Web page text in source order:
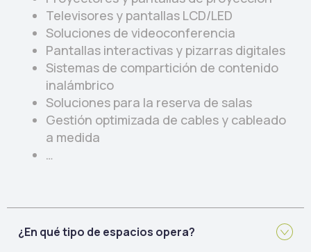
Televisores y pantallas LCD/LED
Soluciones de videoconferencia
Pantallas interactivas y pizarras digitales
Sistemas de compartición de contenido
inalámbrico
Soluciones para la reserva de salas
Gestión optimizada de cables y cableado
a medida
…
¿En qué tipo de espacios opera?